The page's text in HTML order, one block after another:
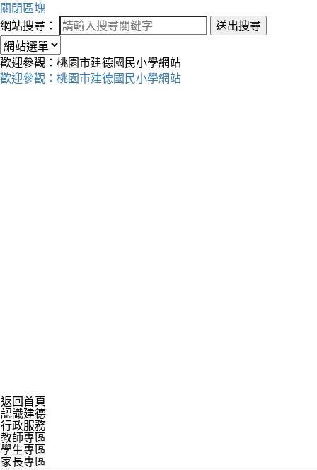
關閉區塊
網站搜尋：
送出搜尋
歡迎參觀：桃園市建德國民小學網站
歡迎參觀：桃園市建德國民小學網站
返回首頁
認識建德
行政服務
教師專區
學生專區
家長專區